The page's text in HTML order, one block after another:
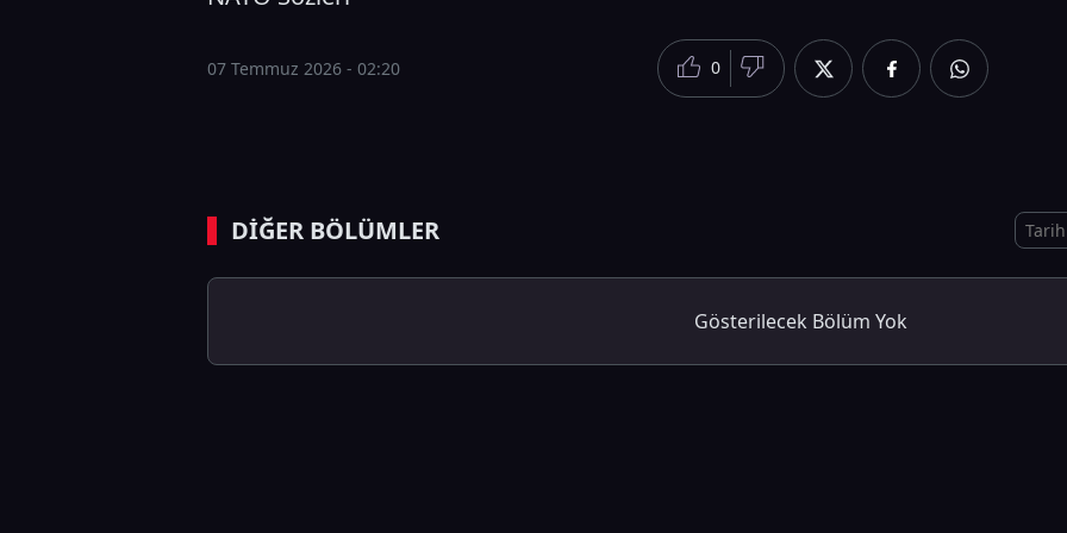
07 Temmuz 2026 - 02:20 0
DİĞER BÖLÜMLER
Gösterilecek Bölüm Yok